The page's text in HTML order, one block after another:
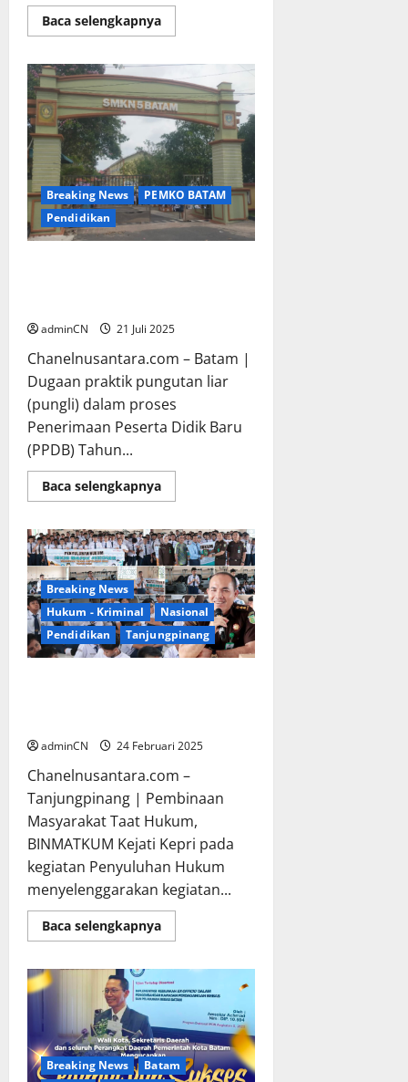
Baca selengkapnyaRead
more
Pungli
Kantin
Sekolah
di
Natuna,
Uang
Sewa
Tak
Pernah
Masuk
Kas
Daerah
Breaking News
PEMKO BATAM
Pendidikan
adminCN 21 Juli 2025
Chanelnusantara.com – Batam |
Dugaan praktik pungutan liar
(pungli) dalam proses
Penerimaan Peserta Didik Baru
(PPDB) Tahun...
Baca selengkapnyaRead
more
Informasi,
Penerimaan
Siswa
Baru
di
SMKN
5
Batam
Ada
Melalui
Breaking News
Hukum - Kriminal
Nasional
Pendidikan
Tanjungpinang
adminCN 24 Februari 2025
Chanelnusantara.com –
Tanjungpinang | Pembinaan
Masyarakat Taat Hukum,
BINMATKUM Kejati Kepri pada
kegiatan Penyuluhan Hukum
menyelenggarakan kegiatan...
Baca selengkapnyaRead
more
Masuk
Sekolah,
Pengenalan
Pemahaman
Pengetahuan
Hukum
Sejak
Dini
Breaking News
Batam